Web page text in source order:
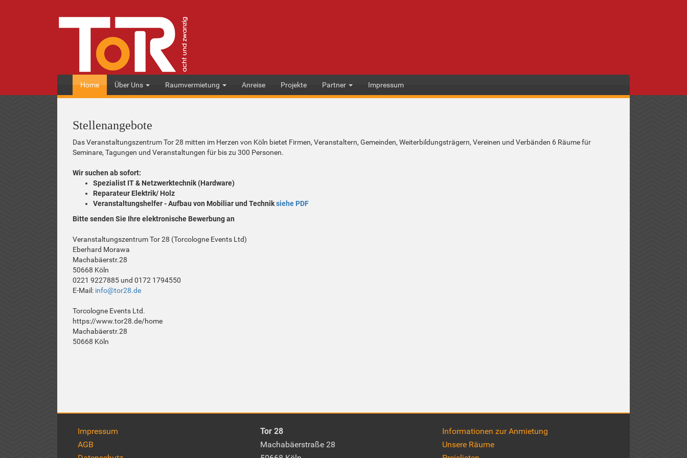
Home Über Uns Raumvermietung Anreise Projekte Partner Impressum
Stellenangebote
Das Veranstaltungszentrum Tor 28 mitten im Herzen von Köln bietet Firmen, Veranstaltern, Gemeinden, Weiterbildungsträgern, Vereinen und Verbänden 6 Räume für
Seminare, Tagungen und Veranstaltungen für bis zu 300 Personen.
Wir suchen ab sofort:
Spezialist IT & Netzwerktechnik (Hardware)
Reparateur Elektrik/ Holz
Veranstaltungshelfer - Aufbau von Mobiliar und Techniksiehe PDF
Bitte senden Sie Ihre elektronische Bewerbung an
Veranstaltungszentrum Tor 28 (Torcologne Events Ltd)
Eberhard Morawa
Machabäerstr.28
50668 Köln
0221 9227885 und 0172 1794550
E-Mail: info@tor28.de
Torcologne Events Ltd.
https://www.tor28.de/home
Machabäerstr.28
50668 Köln
Impressum
AGB
Tor 28
Machabäerstraße 28
Informationen zur Anmietung
Unsere Räume